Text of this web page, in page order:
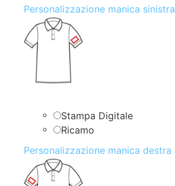
Personalizzazione manica sinistra
Stampa Digitale
Ricamo
Personalizzazione manica destra